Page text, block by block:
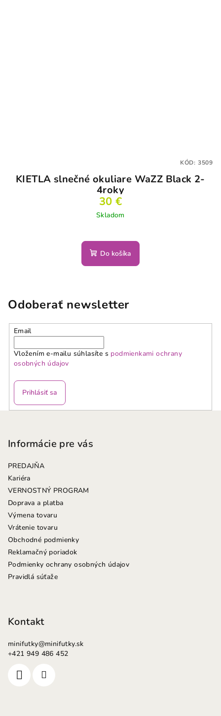
KIETLA slnečné okuliare WaZZ Black 2-
4roky
30 €
Skladom
Do košíka
KÓD: 3509
Odoberať newsletter
Email
Vložením e-mailu súhlasíte s podmienkami ochrany
osobných údajov
Prihlásiť sa
Informácie pre vás
PREDAJŇA
Kariéra
VERNOSTNÝ PROGRAM
Doprava a platba
Výmena tovaru
Vrátenie tovaru
Obchodné podmienky
Reklamačný poriadok
Podmienky ochrany osobných údajov
Pravidlá súťaže
Kontakt
minifutky@minifutky.sk
+421 949 486 452